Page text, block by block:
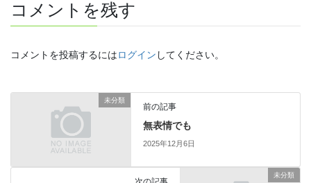
コメントを残す
コメントを投稿するにはログイン してください。
未分類
前の記事
無表情でも
2025年12月6日
未分類